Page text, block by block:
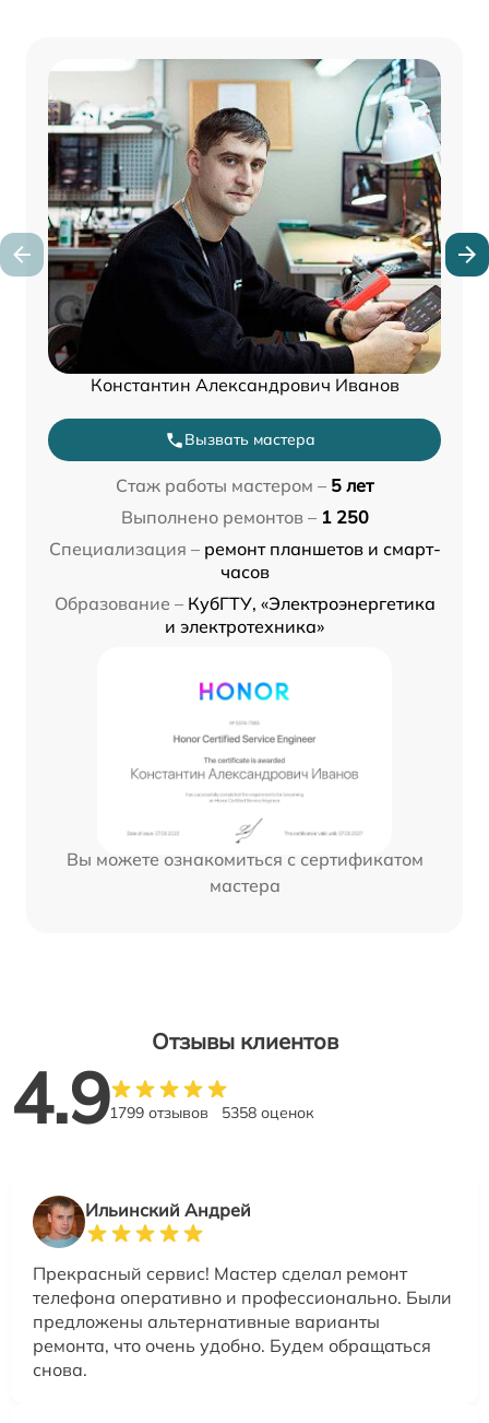
Константин Александрович Иванов
Вызвать мастера
Стаж работы мастером – 5 лет
Выполнено ремонтов – 1 250
Специализация – ремонт планшетов и смарт-
часов
Образование – КубГТУ, «Электроэнергетика
и электротехника»
Вы можете ознакомиться с сертификатом
мастера
Отзывы клиентов
4.91799 отзывов 5358 оценок
Ильинский Андрей
Прекрасный сервис! Мастер сделал ремонт
телефона оперативно и профессионально. Были
предложены альтернативные варианты
ремонта, что очень удобно. Будем обращаться
снова.